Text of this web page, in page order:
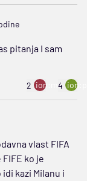
pitanja I sam
2 ion:minus
4
vlast FIFA
ko je
kazi Milanu i